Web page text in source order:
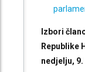
Izbori
Republike
nedjelju, 9.